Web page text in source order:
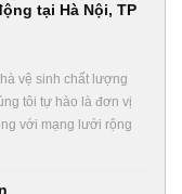
tại Hà Nội, TP
vệ sinh chất lượng
tôi tự hào là đơn vị
với mạng lưới rộng